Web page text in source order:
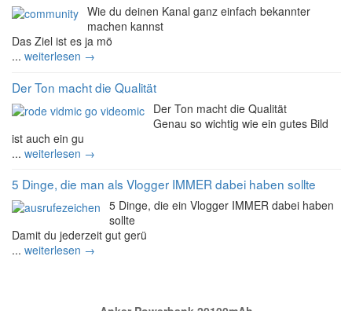
Wie du deinen Kanal ganz einfach bekannter
machen kannst
Das Ziel ist es ja mö
... weiterlesen →
Der Ton macht die Qualität
Der Ton macht die Qualität
Genau so wichtig wie ein gutes Bild
ist auch ein gu
... weiterlesen →
5 Dinge, die man als Vlogger IMMER dabei haben sollte
5 Dinge, die ein Vlogger IMMER dabei haben
sollte
Damit du jederzeit gut gerü
... weiterlesen →